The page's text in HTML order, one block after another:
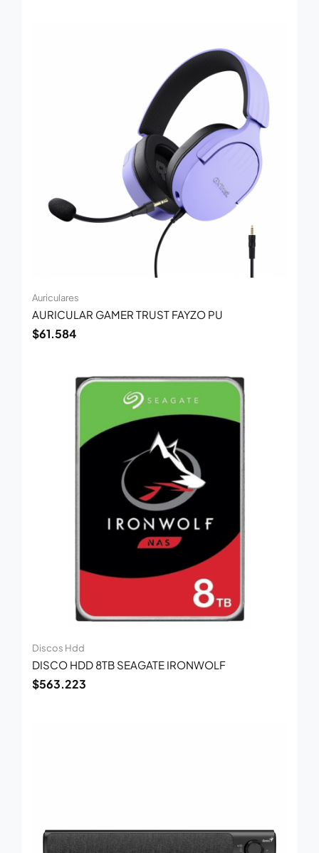
Auriculares
AURICULAR GAMER TRUST FAYZO PU
$61.584
Discos Hdd
DISCO HDD 8TB SEAGATE IRONWOLF
$563.223